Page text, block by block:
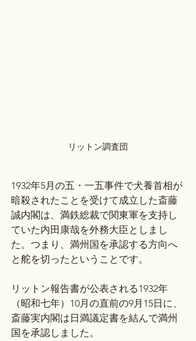
リットン調査団
1932年5月の五・一五事件で犬養首相が
暗殺されたことを受けて成立した斎藤
誠内閣は、満鉄総裁で関東軍を支持し
ていた内田康哉を外務大臣としまし
た。つまり、満州国を承認する方向へ
と舵を切ったということです。
リットン報告書が公表される1932年
（昭和七年）10月の直前の9月15日に、
斎藤実内閣は日満議定書を結んで満州
国を承認しました。